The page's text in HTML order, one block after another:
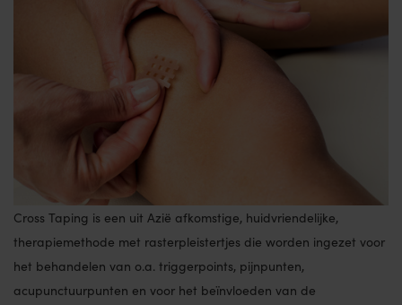
Cross Taping is een uit Azië afkomstige, huidvriendelijke,
therapiemethode met rasterpleistertjes die worden ingezet voor
het behandelen van o.a. triggerpoints, pijnpunten,
acupunctuurpunten en voor het beïnvloeden van de